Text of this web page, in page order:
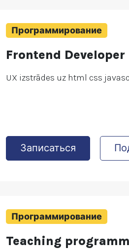
Программирование
Frontend Developer
UX izstrādes uz html css
Записаться
Программирование
Teaching